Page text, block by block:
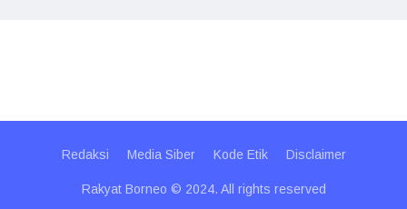
Redaksi Media Siber Kode Etik Disclaimer
Rakyat Borneo © 2024. All rights reserved